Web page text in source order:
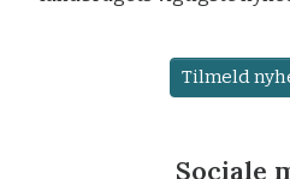
Tilmeld
Sociale